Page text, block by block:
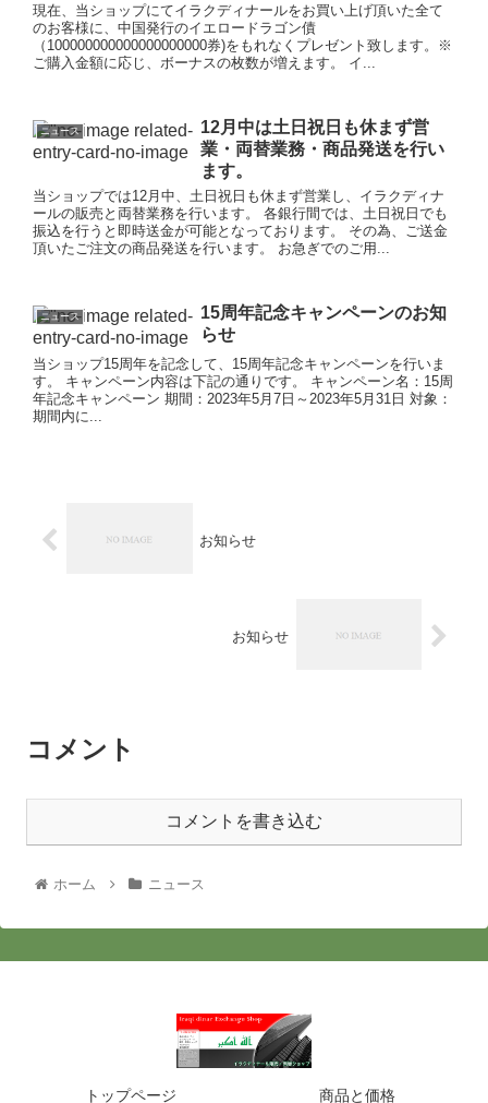
現在、当ショップにてイラクディナールをお買い上げ頂いた全て
のお客様に、中国発行のイエロードラゴン債
（100000000000000000000券)をもれなくプレゼント致します。※
ご購入金額に応じ、ボーナスの枚数が増えます。 イ...
ニュース
12月中は土日祝日も休まず営
業・両替業務・商品発送を行い
ます。
当ショップでは12月中、土日祝日も休まず営業し、イラクディナ
ールの販売と両替業務を行います。 各銀行間では、土日祝日でも
振込を行うと即時送金が可能となっております。 その為、ご送金
頂いたご注文の商品発送を行います。 お急ぎでのご用...
ニュース
15周年記念キャンペーンのお知
らせ
当ショップ15周年を記念して、15周年記念キャンペーンを行いま
す。 キャンペーン内容は下記の通りです。 キャンペーン名：15周
年記念キャンペーン 期間：2023年5月7日～2023年5月31日 対象：
期間内に...
お知らせ
お知らせ
コメント
コメントを書き込む
ホーム ニュース
トップページ 商品と価格